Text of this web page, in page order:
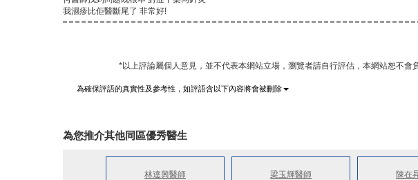
我濕疹比佢醫斷尾了 非常好!
*以上評論屬個人意見，並不代表本網站立場，瀏覽者請自行評估，本網站恕不會
為確保評語的真實性及參考性，如評語含以下內容將會被刪除
為您推介其他同區優秀醫生
林達興醫師 梁玉輝醫師 陳在